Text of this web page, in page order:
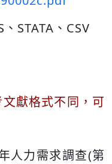
、STATA、CSV
文獻格式不同，可
人力需求調查(第